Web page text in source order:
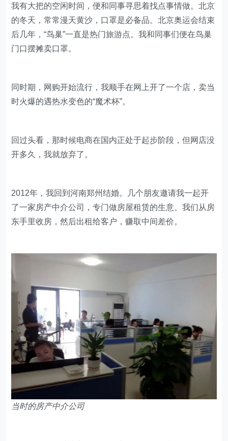
我有大把的空闲时间，便和同事寻思着找点事情做。北京
的冬天，常常漫天黄沙，口罩是必备品。北京奥运会结束
后几年，“鸟巢”一直是热门旅游点。我和同事们便在鸟巢
门口摆摊卖口罩。
同时期，网购开始流行，我顺手在网上开了一个店，卖当
时火爆的遇热水变色的“魔术杯”。
回过头看，那时候电商在国内正处于起步阶段，但网店没
开多久，我就放弃了。
2012年，我回到河南郑州结婚。几个朋友邀请我一起开
了一家房产中介公司，专门做房屋租赁的生意。我们从房
东手里收房，然后出租给客户，赚取中间差价。
当时的房产中介公司